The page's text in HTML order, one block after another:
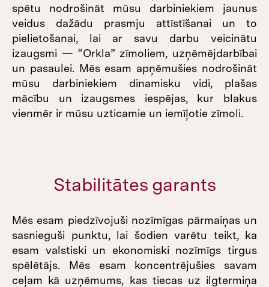
spētu nodrošināt mūsu darbiniekiem jaunus
veidus dažādu prasmju attīstīšanai un to
pielietošanai, lai ar savu darbu veicinātu
izaugsmi — “Orkla” zīmoliem, uzņēmējdarbībai
un pasaulei. Mēs esam apņēmušies nodrošināt
mūsu darbiniekiem dinamisku vidi, plašas
mācību un izaugsmes iespējas, kur blakus
vienmēr ir mūsu uzticamie un iemīļotie zīmoli.
Stabilitātes garants
Mēs esam piedzīvojuši nozīmīgas pārmaiņas un
sasnieguši punktu, lai šodien varētu teikt, ka
esam valstiski un ekonomiski nozīmīgs tirgus
spēlētājs. Mēs esam koncentrējušies savam
ceļam kā uzņēmums, kas tiecas uz ilgtermiņa